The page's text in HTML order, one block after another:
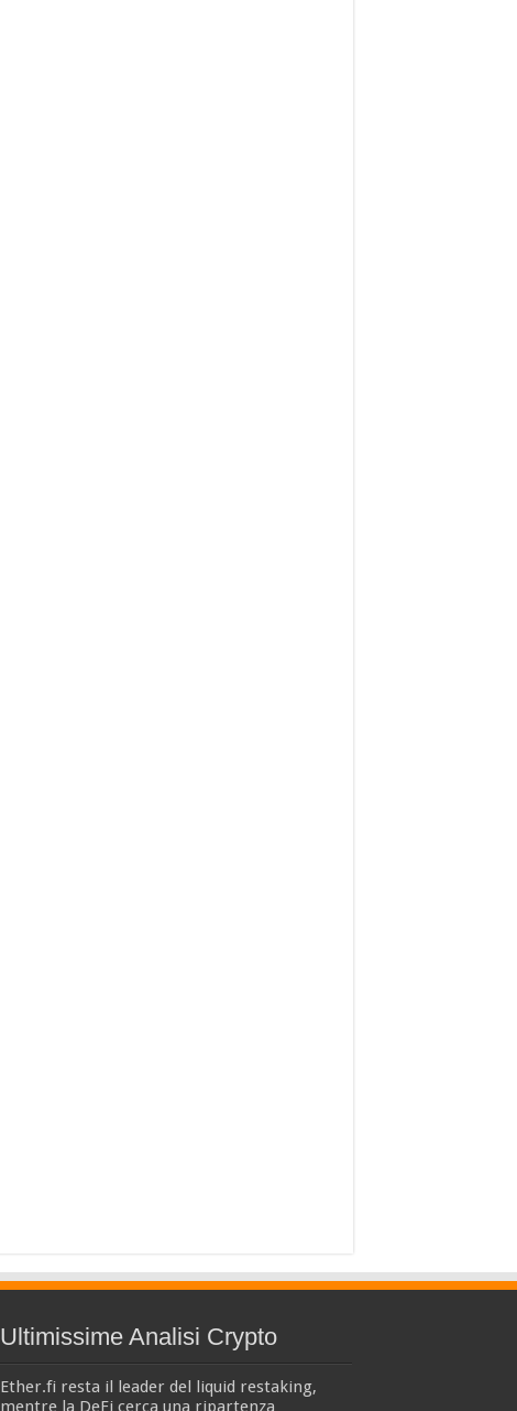
Ultimissime Analisi Crypto
Ether.fi resta il leader del liquid restaking,
mentre la DeFi cerca una ripartenza